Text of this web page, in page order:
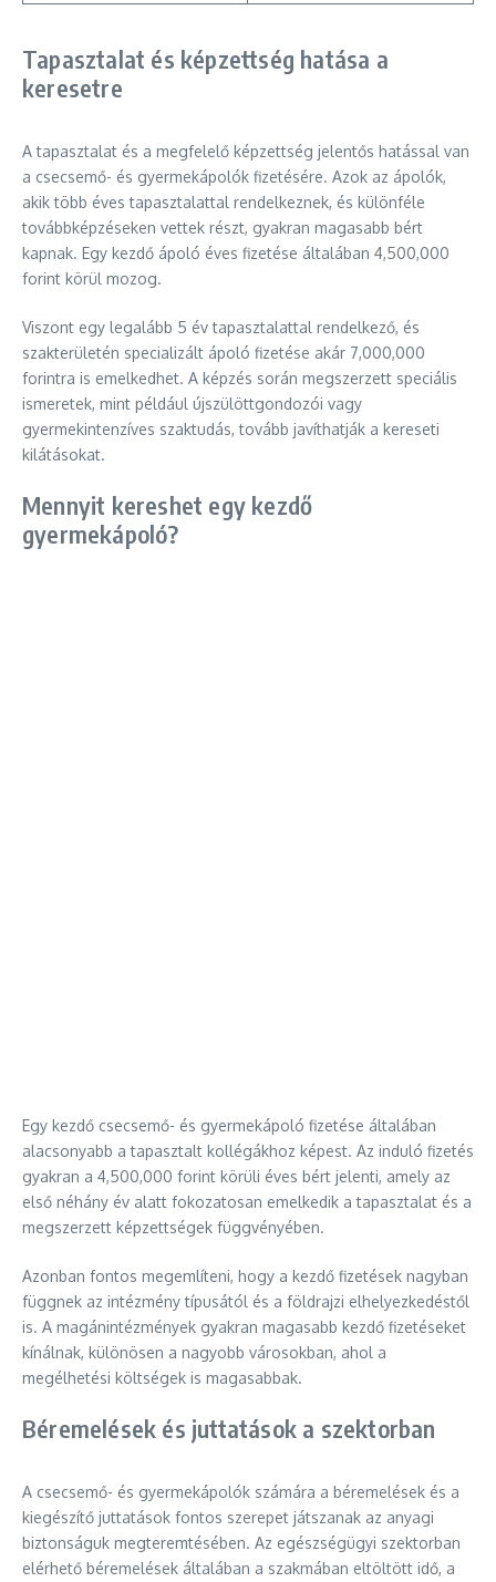
Tapasztalat és képzettség hatása a
keresetre
A tapasztalat és a megfelelő képzettség jelentős hatással van
a csecsemő- és gyermekápolók fizetésére. Azok az ápolók,
akik több éves tapasztalattal rendelkeznek, és különféle
továbbképzéseken vettek részt, gyakran magasabb bért
kapnak. Egy kezdő ápoló éves fizetése általában 4,500,000
forint körül mozog.
Viszont egy legalább 5 év tapasztalattal rendelkező, és
szakterületén specializált ápoló fizetése akár 7,000,000
forintra is emelkedhet. A képzés során megszerzett speciális
ismeretek, mint például újszülöttgondozói vagy
gyermekintenzíves szaktudás, tovább javíthatják a kereseti
kilátásokat.
Mennyit kereshet egy kezdő
gyermekápoló?
Egy kezdő csecsemő- és gyermekápoló fizetése általában
alacsonyabb a tapasztalt kollégákhoz képest. Az induló fizetés
gyakran a 4,500,000 forint körüli éves bért jelenti, amely az
első néhány év alatt fokozatosan emelkedik a tapasztalat és a
megszerzett képzettségek függvényében.
Azonban fontos megemlíteni, hogy a kezdő fizetések nagyban
függnek az intézmény típusától és a földrajzi elhelyezkedéstől
is. A magánintézmények gyakran magasabb kezdő fizetéseket
kínálnak, különösen a nagyobb városokban, ahol a
megélhetési költségek is magasabbak.
Béremelések és juttatások a szektorban
A csecsemő- és gyermekápolók számára a béremelések és a
kiegészítő juttatások fontos szerepet játszanak az anyagi
biztonságuk megteremtésében. Az egészségügyi szektorban
elérhető béremelések általában a szakmában eltöltött idő, a